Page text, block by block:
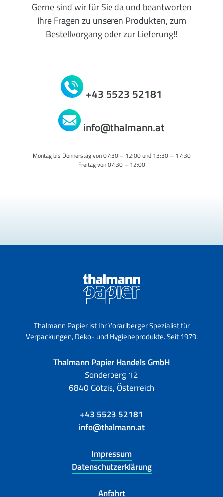
Gerne sind wir für Sie da und beantworten
Ihre Fragen zu unseren Produkten, zum
Bestellvorgang oder zur Lieferung!!
+43 5523 52181
info@thalmann.at
Montag bis Donnerstag von 07:30 – 12:00 und 13:30 – 17:30
Freitag von 07:30 – 12:00
Thalmann Papier ist Ihr Vorarlberger Spezialist für
Verpackungen, Deko- und Hygieneprodukte. Seit 1979.
Thalmann Papier Handels GmbH
Sonderberg 12
6840 Götzis, Österreich
+43 5523 52181
info@thalmann.at
Impressum
Datenschutzerklärung
Anfahrt